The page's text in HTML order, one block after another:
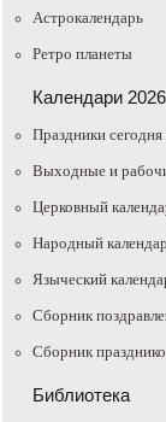
Астрокалендарь
Ретро планеты
Календари 2026
Праздники сегодня
Выходные и
Церковный
Народный
Языческий
Сборник
Сборник
Библиотека